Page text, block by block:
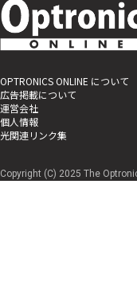
OPTRONICS ONLINE について
広告掲載について
運営会社
個人情報
光関連リンク集
Copyright (C) 2025 The